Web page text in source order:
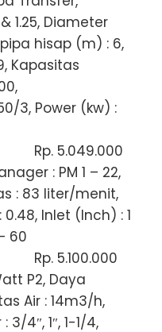
1.25, Diameter
hisap (m) : 6,
Kapasitas
3, Power (kw) :
Rp. 5.049.000
: PM 1 – 22,
: 83 liter/menit,
0.48, Inlet (Inch) : 1
60
Rp. 5.100.000
P2, Daya
Air : 14m3/h,
4″, 1″, 1-1/4,